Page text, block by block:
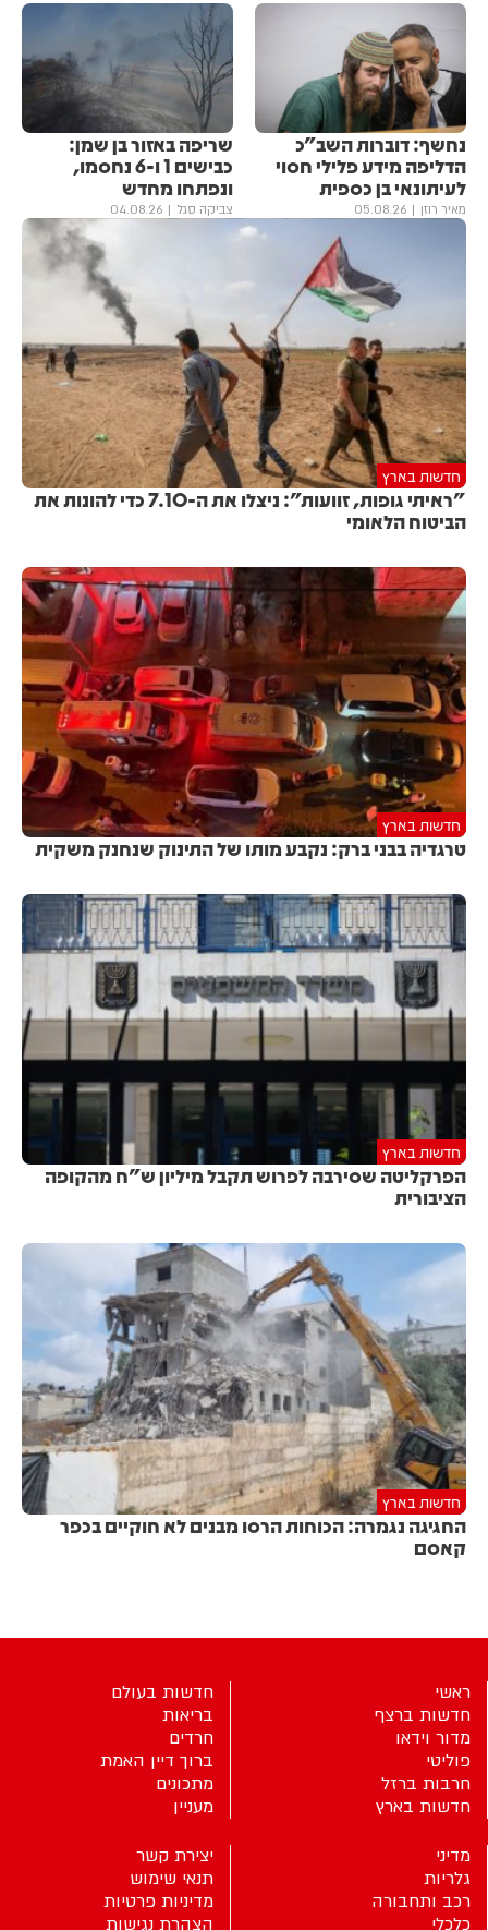
נחשף: דוברות השב"כ
הדליפה מידע פלילי חסוי
לעיתונאי בן כספית
מאיר רוזן 05.08.26
שריפה באזור בן שמן:
כבישים 1 ו-6 נחסמו,
ונפתחו מחדש
צביקה סגל 04.08.26
חדשות בארץ
"ראיתי גופות, זוועות": ניצלו את ה-7.10 כדי להונות את
הביטוח הלאומי
חדשות בארץ
טרגדיה בבני ברק: נקבע מותו של התינוק שנחנק משקית
חדשות בארץ
הפרקליטה שסירבה לפרוש תקבל מיליון ש"ח מהקופה
הציבורית
חדשות בארץ
החגיגה נגמרה: הכוחות הרסו מבנים לא חוקיים בכפר
קאסם
ראשי
חדשות ברצף
מדור וידאו
פוליטי
חרבות ברזל
חדשות בארץ
חדשות בעולם
בריאות
חרדים
ברוך דיין האמת
מתכונים
מעניין
מדיני
גלריות
רכב ותחבורה
כלכלי
יצירת קשר
תנאי שימוש
מדיניות פרטיות
הצהרת נגישות